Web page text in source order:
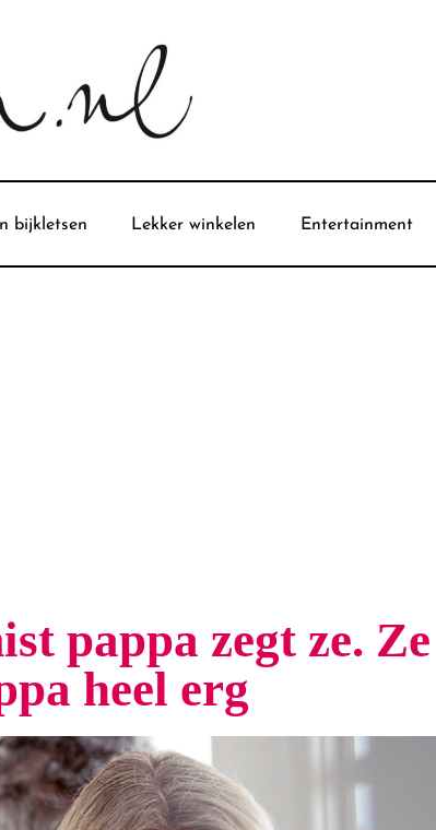
bijkletsen Lekker winkelen Entertainment
pappa zegt ze. Ze
heel erg